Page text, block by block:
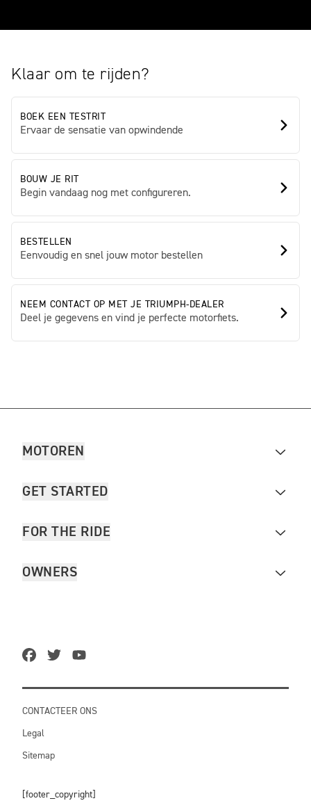
Klaar om te rijden?
BOEK EEN TESTRIT
Ervaar de sensatie van opwindende
BOUW JE RIT
Begin vandaag nog met configureren.
BESTELLEN
Eenvoudig en snel jouw motor bestellen
NEEM CONTACT OP MET JE TRIUMPH-DEALER
Deel je gegevens en vind je perfecte motorfiets.
MOTOREN
GET STARTED
FOR THE RIDE
OWNERS
CONTACTEER ONS
Legal
Sitemap
[footer_copyright]